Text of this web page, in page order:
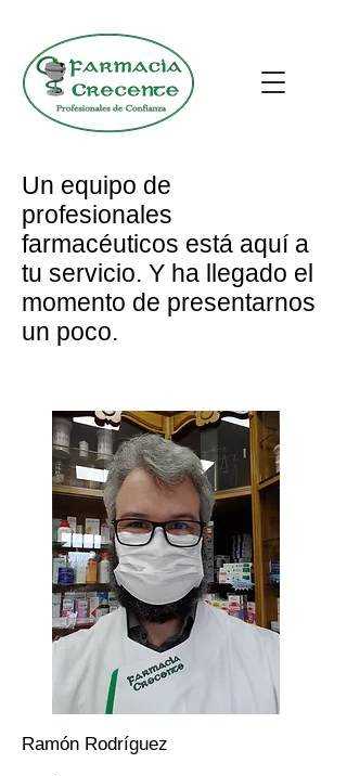
Un equipo de
profesionales
farmacéuticos está aquí a
tu servicio. Y ha llegado el
momento de presentarnos
un poco.
Ramón Rodríguez